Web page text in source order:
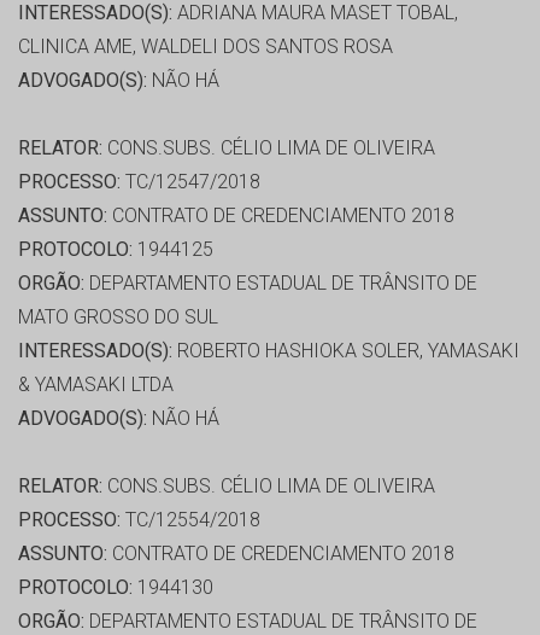
INTERESSADO(S): ADRIANA MAURA MASET TOBAL,
CLINICA AME, WALDELI DOS SANTOS ROSA
ADVOGADO(S): NÃO HÁ
RELATOR: CONS.SUBS. CÉLIO LIMA DE OLIVEIRA
PROCESSO: TC/12547/2018
ASSUNTO: CONTRATO DE CREDENCIAMENTO 2018
PROTOCOLO: 1944125
ORGÃO: DEPARTAMENTO ESTADUAL DE TRÂNSITO DE
MATO GROSSO DO SUL
INTERESSADO(S): ROBERTO HASHIOKA SOLER, YAMASAKI
& YAMASAKI LTDA
ADVOGADO(S): NÃO HÁ
RELATOR: CONS.SUBS. CÉLIO LIMA DE OLIVEIRA
PROCESSO: TC/12554/2018
ASSUNTO: CONTRATO DE CREDENCIAMENTO 2018
PROTOCOLO: 1944130
ORGÃO: DEPARTAMENTO ESTADUAL DE TRÂNSITO DE